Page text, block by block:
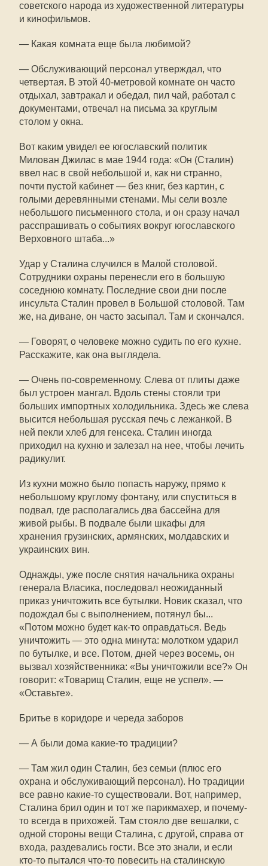
советского народа из художественной литературы
и кинофильмов.
— Какая комната еще была любимой?
— Обслуживающий персонал утверждал, что
четвертая. В этой 40-метровой комнате он часто
отдыхал, завтракал и обедал, пил чай, работал с
документами, отвечал на письма за круглым
столом у окна.
Вот каким увидел ее югославский политик
Милован Джилас в мае 1944 года: «Он (Сталин)
ввел нас в свой небольшой и, как ни странно,
почти пустой кабинет — без книг, без картин, с
голыми деревянными стенами. Мы сели возле
небольшого письменного стола, и он сразу начал
расспрашивать о событиях вокруг югославского
Верховного штаба...»
Удар у Сталина случился в Малой столовой.
Сотрудники охраны перенесли его в большую
соседнюю комнату. Последние свои дни после
инсульта Сталин провел в Большой столовой. Там
же, на диване, он часто засыпал. Там и скончался.
— Говорят, о человеке можно судить по его кухне.
Расскажите, как она выглядела.
— Очень по-современному. Слева от плиты даже
был устроен мангал. Вдоль стены стояли три
больших импортных холодильника. Здесь же слева
высится небольшая русская печь с лежанкой. В
ней пекли хлеб для генсека. Сталин иногда
приходил на кухню и залезал на нее, чтобы лечить
радикулит.
Из кухни можно было попасть наружу, прямо к
небольшому круглому фонтану, или спуститься в
подвал, где располагались два бассейна для
живой рыбы. В подвале были шкафы для
хранения грузинских, армянских, молдавских и
украинских вин.
Однажды, уже после снятия начальника охраны
генерала Власика, последовал неожиданный
приказ уничтожить все бутылки. Новик сказал, что
подождал бы с выполнением, потянул бы...
«Потом можно будет как-то оправдаться. Ведь
уничтожить — это одна минута: молотком ударил
по бутылке, и все. Потом, дней через восемь, он
вызвал хозяйственника: «Вы уничтожили все?» Он
говорит: «Товарищ Сталин, еще не успел». —
«Оставьте».
Бритье в коридоре и череда заборов
— А были дома какие-то традиции?
— Там жил один Сталин, без семьи (плюс его
охрана и обслуживающий персонал). Но традиции
все равно какие-то существовали. Вот, например,
Сталина брил один и тот же парикмахер, и почему-
то всегда в прихожей. Там стояло две вешалки, с
одной стороны вещи Сталина, с другой, справа от
входа, раздевались гости. Все это знали, и если
кто-то пытался что-то повесить на сталинскую